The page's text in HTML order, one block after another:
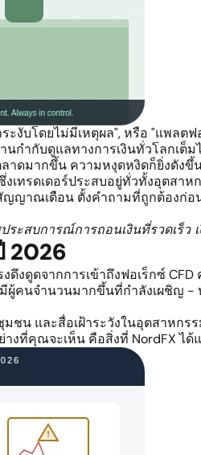
งับโดยไม่มีเหตุผล", หรือ "แพลต
กำกับดูแลทางการเงินทั่วโลกเต็
าดมากขึ้น ความหงุดหงิดก็ยิ่งดังขึ้
ทรดเดอร์ประสบอยู่ทั่วทั้งอุตสา
ญาณเตือน ตั้งคำถามที่ถูกต้องก่
ระสบการณ์การถอนเงินที่รวดเร็ว
2026
ดึงดูดจากการเข้าถึงฟอเร็กซ์
ผู้คนจำนวนมากขึ้นที่กำลังเผชิญ
ชน และสื่อเฝ้าระวังในอุตสาห
ที่คุณจะเห็น คือสิ่งที่ NordFX ได้แ